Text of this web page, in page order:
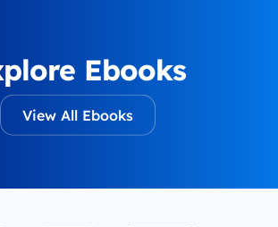
Ebooks
View All Ebooks